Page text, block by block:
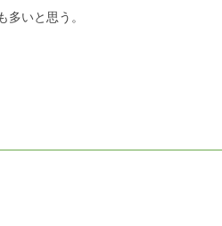
いと思う。